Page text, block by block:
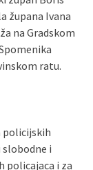
župana Ivana
na Gradskom
ratu.
policijskih
i
policajaca i za